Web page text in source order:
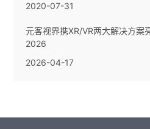
2020-07-31
元客视界携XR/VR两大解决方案
2026
2026-04-17